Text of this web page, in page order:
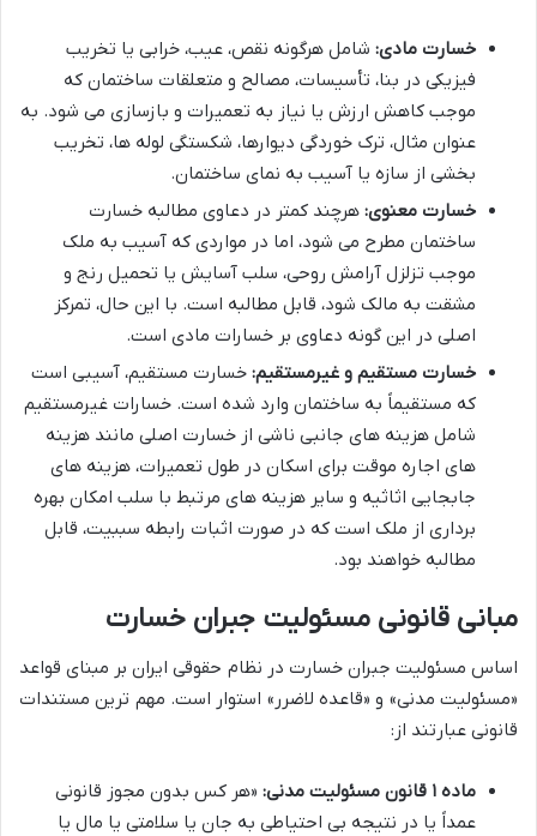
خسارت مادی: شامل هرگونه نقص، عیب، خرابی یا تخریب
فیزیکی در بنا، تأسیسات، مصالح و متعلقات ساختمان که
موجب کاهش ارزش یا نیاز به تعمیرات و بازسازی می شود. به
عنوان مثال، ترک خوردگی دیوارها، شکستگی لوله ها، تخریب
بخشی از سازه یا آسیب به نمای ساختمان.
خسارت معنوی: هرچند کمتر در دعاوی مطالبه خسارت
ساختمان مطرح می شود، اما در مواردی که آسیب به ملک
موجب تزلزل آرامش روحی، سلب آسایش یا تحمیل رنج و
مشقت به مالک شود، قابل مطالبه است. با این حال، تمرکز
اصلی در این گونه دعاوی بر خسارات مادی است.
خسارت مستقیم و غیرمستقیم: خسارت مستقیم، آسیبی است
که مستقیماً به ساختمان وارد شده است. خسارات غیرمستقیم
شامل هزینه های جانبی ناشی از خسارت اصلی مانند هزینه
های اجاره موقت برای اسکان در طول تعمیرات، هزینه های
جابجایی اثاثیه و سایر هزینه های مرتبط با سلب امکان بهره
برداری از ملک است که در صورت اثبات رابطه سببیت، قابل
مطالبه خواهند بود.
مبانی قانونی مسئولیت جبران خسارت
اساس مسئولیت جبران خسارت در نظام حقوقی ایران بر مبنای قواعد
«مسئولیت مدنی» و «قاعده لاضرر» استوار است. مهم ترین مستندات
قانونی عبارتند از:
ماده ۱ قانون مسئولیت مدنی:
«هر کس بدون مجوز قانونی
عمداً یا در نتیجه بی احتیاطی به جان یا سلامتی یا مال یا